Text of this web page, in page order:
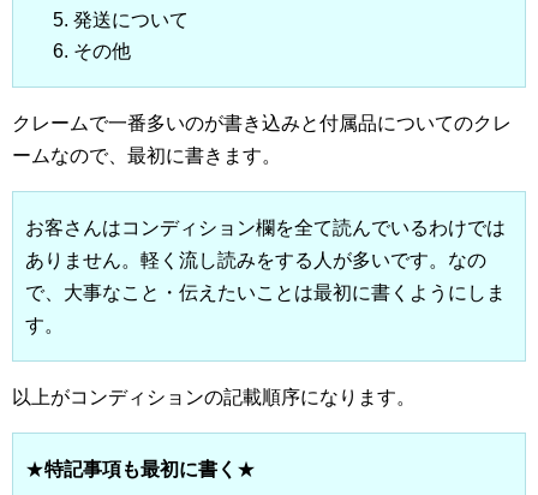
発送について
その他
クレームで一番多いのが書き込みと付属品についてのクレ
ームなので、最初に書きます。
お客さんはコンディション欄を全て読んでいるわけでは
ありません。軽く流し読みをする人が多いです。なの
で、大事なこと・伝えたいことは最初に書くようにしま
す。
以上がコンディションの記載順序になります。
★特記事項も最初に書く ★